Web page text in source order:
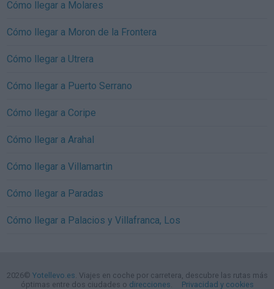
Cómo llegar a Molares
Cómo llegar a Moron de la Frontera
Cómo llegar a Utrera
Cómo llegar a Puerto Serrano
Cómo llegar a Coripe
Cómo llegar a Arahal
Cómo llegar a Villamartin
Cómo llegar a Paradas
Cómo llegar a Palacios y Villafranca, Los
2026© Yotellevo.es. Viajes en coche por carretera, descubre las rutas más
óptimas entre dos ciudades o direcciones. Privacidad y cookies